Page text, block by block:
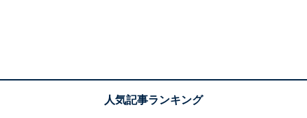
天川村にある「みたらい渓谷（みたらいの滝）」は、深